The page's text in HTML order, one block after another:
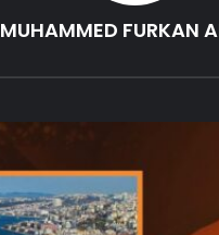
MUHAMMED FURKAN